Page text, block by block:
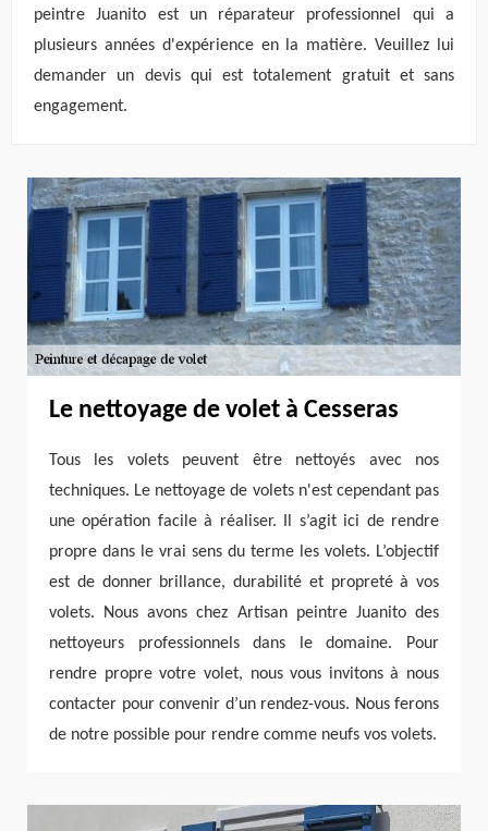
peintre Juanito est un réparateur professionnel qui a
plusieurs années d'expérience en la matière. Veuillez lui
demander un devis qui est totalement gratuit et sans
engagement.
Le nettoyage de volet à Cesseras
Tous les volets peuvent être nettoyés avec nos
techniques. Le nettoyage de volets n'est cependant pas
une opération facile à réaliser. Il s’agit ici de rendre
propre dans le vrai sens du terme les volets. L’objectif
est de donner brillance, durabilité et propreté à vos
volets. Nous avons chez Artisan peintre Juanito des
nettoyeurs professionnels dans le domaine. Pour
rendre propre votre volet, nous vous invitons à nous
contacter pour convenir d’un rendez-vous. Nous ferons
de notre possible pour rendre comme neufs vos volets.